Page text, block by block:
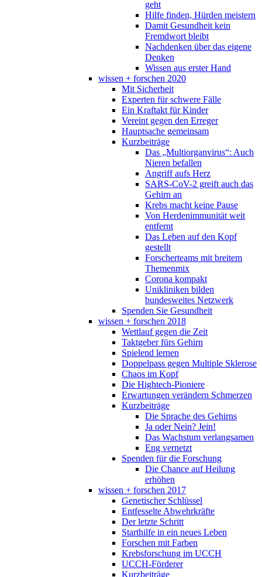
geht
Hilfe finden, Hürden meistern
Damit Gesundheit kein
Fremdwort bleibt
Nachdenken über das eigene
Denken
Wissen aus erster Hand
wissen + forschen 2020
Mit Sicherheit
Experten für schwere Fälle
Ein Kraftakt für Kinder
Vereint gegen den Erreger
Hauptsache gemeinsam
Kurzbeiträge
Das „Multiorganvirus“: Auch
Nieren befallen
Angriff aufs Herz
SARS-CoV-2 greift auch das
Gehirn an
Krebs macht keine Pause
Von Herdenimmunität weit
entfernt
Das Leben auf den Kopf
gestellt
Forscherteams mit breitem
Themenmix
Corona kompakt
Unikliniken bilden
bundesweites Netzwerk
Spenden Sie Gesundheit
wissen + forschen 2018
Wettlauf gegen die Zeit
Taktgeber fürs Gehirn
Spielend lernen
Doppelpass gegen Multiple Sklerose
Chaos im Kopf
Die Hightech-Pioniere
Erwartungen verändern Schmerzen
Kurzbeiträge
Die Sprache des Gehirns
Ja oder Nein? Jein!
Das Wachstum verlangsamen
Eng vernetzt
Spenden für die Forschung
Die Chance auf Heilung
erhöhen
wissen + forschen 2017
Genetischer Schlüssel
Entfesselte Abwehrkräfte
Der letzte Schritt
Starthilfe in ein neues Leben
Forschen mit Farben
Krebsforschung im UCCH
UCCH-Förderer
Kurzbeiträge